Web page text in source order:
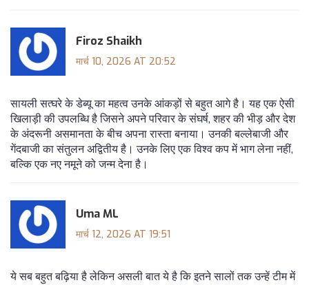
Firoz Shaikh
मार्च 10, 2026 AT 20:52
सायली सत्घरे के डेब्यू का महत्व उनके आंकड़ों से बहुत आगे है। यह एक ऐसी
खिलाड़ी की उपलब्धि है जिसने अपने परिवार के संघर्ष, शहर की भीड़ और देश
के अंदरूनी असमानता के बीच अपना रास्ता बनाया। उनकी बल्लेबाजी और
गेंदबाजी का संतुलन अद्वितीय है। उनके लिए एक विश्व कप में भाग लेना नहीं,
बल्कि एक नए नमूने को जन्म देना है।
Uma ML
मार्च 12, 2026 AT 19:51
ये सब बहुत बढ़िया है लेकिन असली बात ये है कि इतने सालों तक उन्हें टीम में